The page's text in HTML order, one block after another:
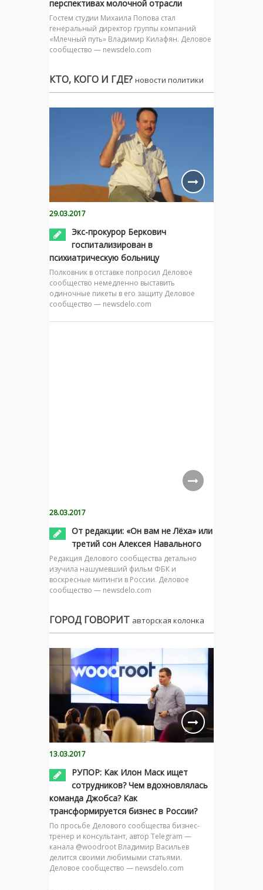
перспективах молочной отрасли
Гостем студии Михаила Попова стал
генеральный директор группы компаний
«Млечный путь» Владимир Килафян. Деловое
сообщество — newsdelo.com
КТО, КОГО И ГДЕ? новости политики
29.03.2017
Экс-прокурор Беркович
госпитализирован в
психиатрическую больницу
Полковник в отставке попросил Деловое
сообщество немедленно выставить
одиночные пикеты в его защиту Деловое
сообщество — newsdelo.com
28.03.2017
От редакции: «Он вам не Лёха» или
третий сон Алексея Навального
Редакция Делового сообщества детально
изучила нашумевший фильм ФБК и
воскресные митинги в России. Деловое
сообщество — newsdelo.com
ГОРОД ГОВОРИТ авторская колонка
13.03.2017
РУПОР: Как Илон Маск ищет
сотрудников? Чем вдохновлялась
команда Джобса? Как
трансформируется бизнес в России?
По просьбе Делового сообщества бизнес-
тренер и консультант, автор Telegram —
канала @woodroot Владимир Васильев
делится своими любимыми статьями.
Деловое сообщество — newsdelo.com